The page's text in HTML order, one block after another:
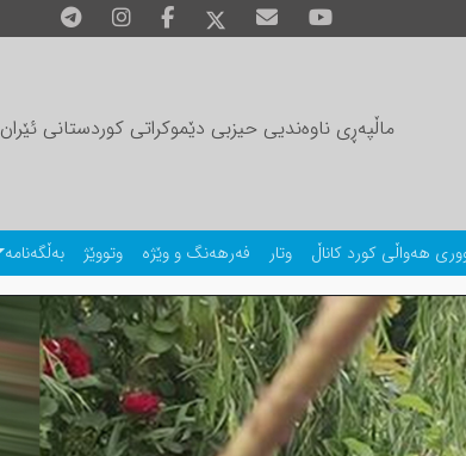
ماڵپەڕی ناوەندیی حیزبی دێموکراتی کوردستانی ئێران
هەواڵی کورد کاناڵ وتار فەرهەنگ و وێژە وتووێژ بەڵگەنامە